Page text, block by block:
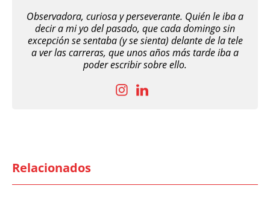
Observadora, curiosa y perseverante. Quién le iba a
decir a mi yo del pasado, que cada domingo sin
excepción se sentaba (y se sienta) delante de la tele
a ver las carreras, que unos años más tarde iba a
poder escribir sobre ello.
Relacionados